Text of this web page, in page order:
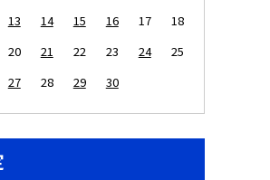
13 14 15 16 17
18
20 21 22 23 24
25
27 28 29 30